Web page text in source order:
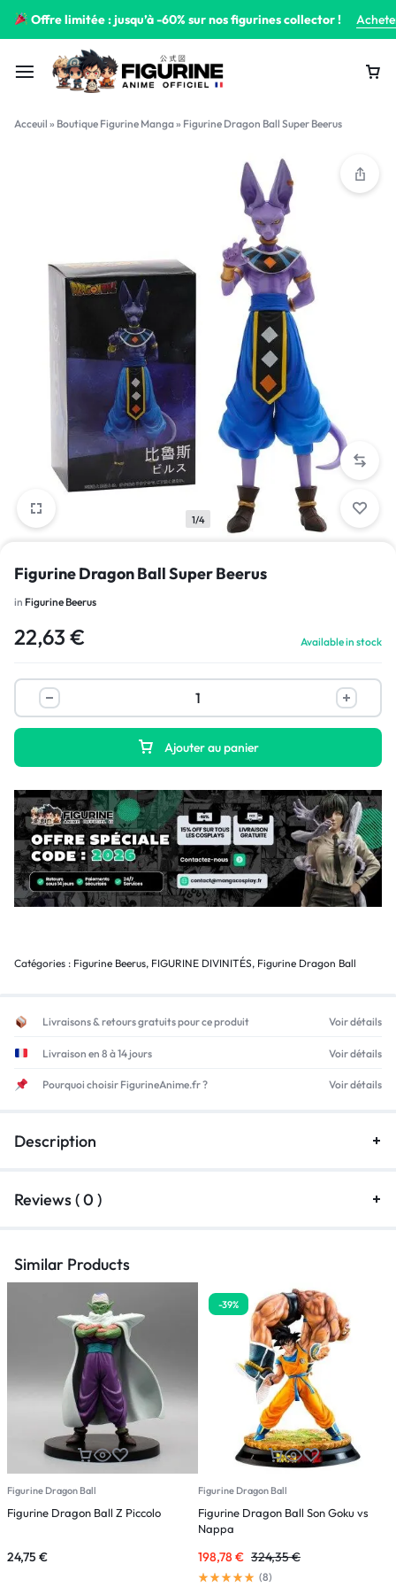
Offre limitée : jusqu’à -60% sur nos figurines collector !
Acceuil » Boutique Figurine Manga» Figurine Dragon Ball Super Beerus
1/4
Figurine Dragon Ball Super Beerus
in Figurine Beerus
22,63 € Available in stock
Ajouter au panier
Catégories : Figurine Beerus, FIGURINE DIVINITÉS, Figurine Dragon Ball
Livraisons & retours gratuits pour ce produit Voir détails
Livraison en 8 à 14 jours Voir détails
Pourquoi choisir FigurineAnime.fr ? Voir détails
Description
Reviews ( 0 )
Similar Products
Figurine Dragon Ball
Figurine Dragon Ball Z Piccolo
24,75 €
-39%
Figurine Dragon Ball
Figurine Dragon Ball Son Goku vs
Nappa
198,78€ 324,35€
(8)